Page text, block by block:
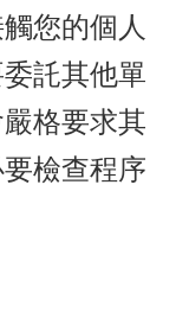
您的個人
託其他單
格要求其
檢查程序